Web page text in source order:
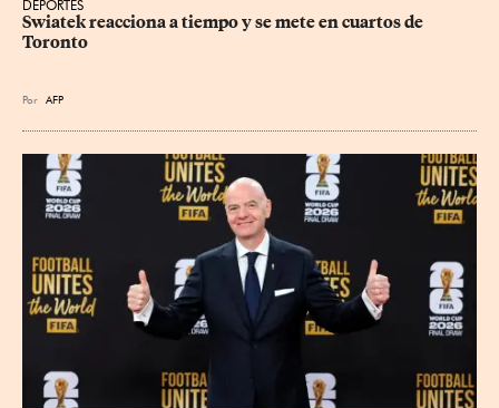
DEPORTES
Swiatek reacciona a tiempo y se mete en cuartos de
Toronto
Por AFP